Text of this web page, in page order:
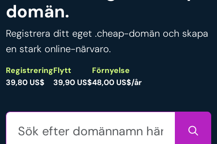
domän.
Registrera ditt eget .cheap-domän och skapa
en stark online-närvaro.
Registrering
39,80 US$
Flytt
39,90 US$
Förnyelse
48,00 US$/år